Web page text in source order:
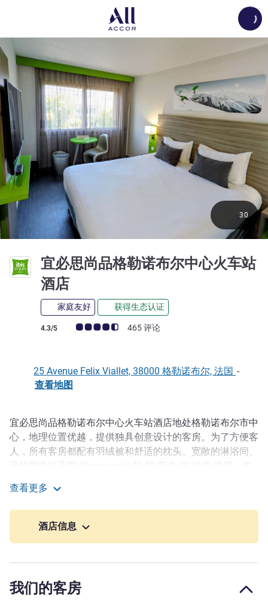
宜必思尚品格勒诺布尔中心火车站
酒店
家庭友好 获得生态认证
客户意见评级 (ALL 评级)
4.3/5 465 评论
30
25 Avenue Felix Viallet, 38000 格勒诺布尔, 法国 -
查看地图
描述
宜必思尚品格勒诺布尔中心火车站酒店地处格勒诺布尔市中
心，地理位置优越，提供独具创意设计的客房。为了方便客
人，所有客房都配有羽绒被和舒适的枕头、宽敞的淋浴间、
意生活。从军港到歌剧院，您可以尽情探索其标志性景点，
去 Cours Lafayette 市场尽享丰富美食。 我们的土伦酒店紧
市、阿雅克肖或 Île Rousse，甚至前往马略卡或撒丁岛的托
查看更多
酒店信息
我们的客房